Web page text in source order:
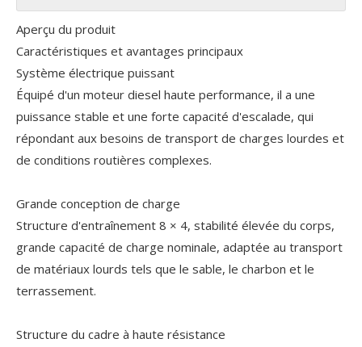
Aperçu du produit
Caractéristiques et avantages principaux
Système électrique puissant
Équipé d'un moteur diesel haute performance, il a une
puissance stable et une forte capacité d'escalade, qui
répondant aux besoins de transport de charges lourdes et
de conditions routières complexes.
Grande conception de charge
Structure d'entraînement 8 × 4, stabilité élevée du corps,
grande capacité de charge nominale, adaptée au transport
de matériaux lourds tels que le sable, le charbon et le
terrassement.
Structure du cadre à haute résistance